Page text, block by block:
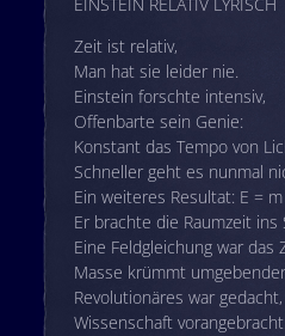
Zeit ist relativ,
Man hat sie leider nie.
Einstein forschte intensiv,
Offenbarte sein Genie:
Konstant das Tempo von
Schneller geht es nunmal
Ein weiteres Resultat: E = m
Er brachte die Raumzeit ins
Eine Feldgleichung war das
Masse krümmt
Revolutionäres war gedacht,
Wissenschaft vorangebracht.